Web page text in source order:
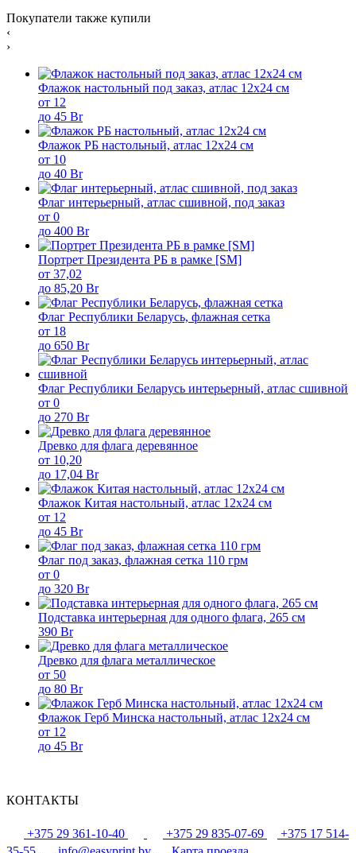
Покупатели также купили
‹
›
Флажок настольный под заказ, атлас 12х24 см
от 12
до 45 Br
Флажок РБ настольный, атлас 12х24 см
от 10
до 40 Br
Флаг интерьерный, атлас сшивной, под заказ
от 0
до 400 Br
Портрет Президента РБ в рамке [SM]
от 37,02
до 85,20 Br
Флаг Республики Беларусь, флажная сетка
от 18
до 650 Br
Флаг Республики Беларусь интерьерный, атлас сшивной
от 0
до 270 Br
Древко для флага деревянное
от 10,20
до 17,04 Br
Флажок Китая настольный, атлас 12х24 см
от 12
до 45 Br
Флаг под заказ, флажная сетка 110 грм
от 0
до 320 Br
Подставка интерьерная для одного флага, 265 см
390 Br
Древко для флага металлическое
от 50
до 80 Br
Флажок Герб Минска настольный, атлас 12х24 см
от 12
до 45 Br
КОНТАКТЫ
+375 29 361-10-40 +375 29 835-07-69
+375 17 514-